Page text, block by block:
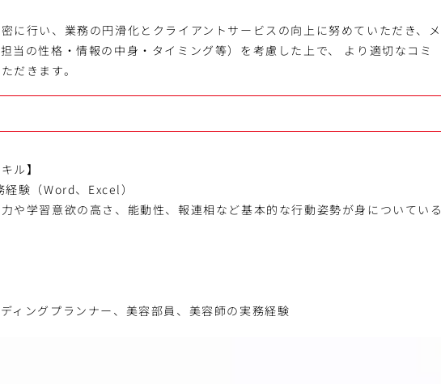
に行い、業務の円滑化とクライアントサービスの向上に努めていただき、メ
当の性格・情報の中身・タイミング等）を考慮した上で、 より適切なコミ
だきます。
ル】
験（Word、Excel）
や学習意欲の高さ、能動性、報連相など基本的な行動姿勢が身についている
ィングプランナー、美容部員、美容師の実務経験